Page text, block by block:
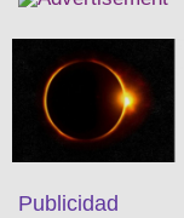
Publicidad